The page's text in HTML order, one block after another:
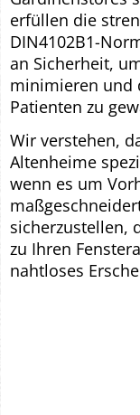
erfüllen die
DIN4102B1-
an Sicherheit,
minimieren und
Patienten zu
Wir verstehen,
Altenheime
wenn es um
sicherzustellen,
zu Ihren
nahtloses